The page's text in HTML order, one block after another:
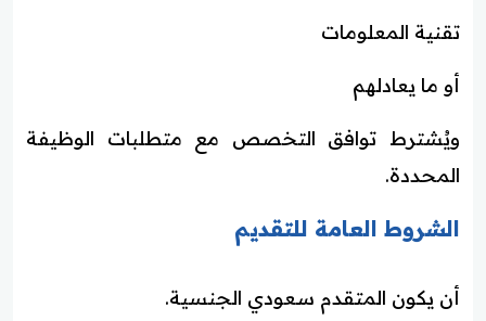
تقنية المعلومات
أو ما يعادلهم
ويُشترط توافق التخصص مع متطلبات الوظيفة
المحددة.
الشروط العامة للتقديم
أن يكون المتقدم سعودي الجنسية.